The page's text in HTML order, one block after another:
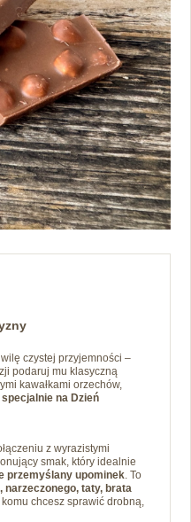
czystej przyjemności –
podaruj mu klasyczną
kawałkami orzechów,
specjalnie na Dzień
z wyrazistymi
smak, który idealnie
przemyślany upominek. To
narzeczonego, taty, brata
chcesz sprawić drobną,